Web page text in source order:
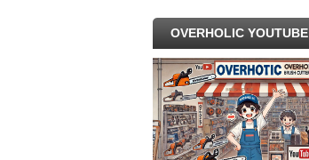
OVERHOLIC YOUTUBE